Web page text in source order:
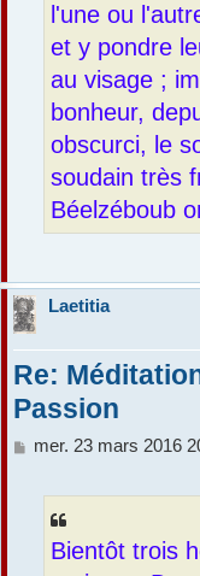
l'une ou
et y pondre
au visage ;
bonheur,
obscurci, le
soudain très
Béelzéboub
Laetitia
Re:
Passion
M
mer. 23 mars 2016
Bientôt trois